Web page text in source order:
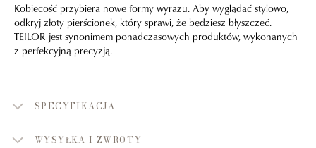
Kobiecość przybiera nowe formy wyrazu. Aby wyglądać stylowo,
odkryj złoty pierścionek, który sprawi, że będziesz błyszczeć.
TEILOR jest synonimem ponadczasowych produktów, wykonanych
z perfekcyjną precyzją.
SPECYFIKACJA
WYSYŁKA I ZWROTY